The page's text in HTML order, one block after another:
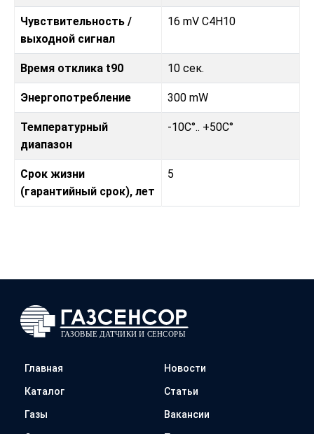
Чувствительность /
выходной сигнал
16 mV C4H10
Время отклика t90 10 сек.
Энергопотребление 300 mW
Температурный
диапазон
-10C°.. +50C°
Срок жизни
(гарантийный срок), лет
5
Главная
Каталог
Газы
Новости
Статьи
Вакансии